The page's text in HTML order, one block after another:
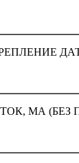
МА (БЕЗ